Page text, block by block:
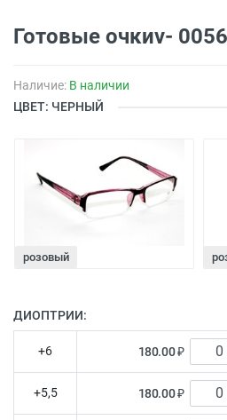
Готовые очкиv-
Наличие: В наличии
ЦВЕТ: ЧЕРНЫЙ
розовый
ДИОПТРИИ:
+6 180.00 ₽
+5,5 180.00 ₽